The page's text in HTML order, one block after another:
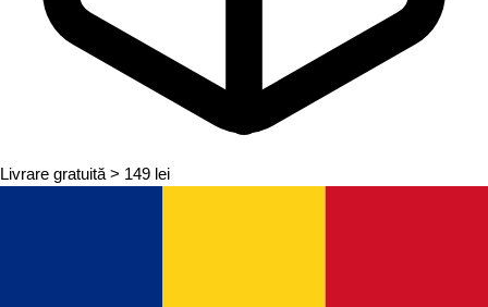
Livrare gratuită > 149 lei